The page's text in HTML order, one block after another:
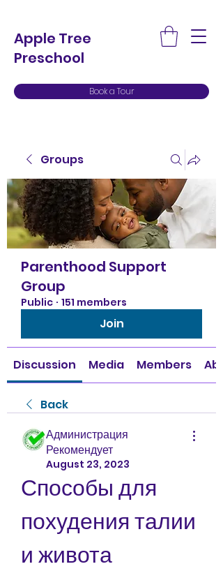
Apple Tree
Preschool
Book a Tour
Groups
Parenthood Support
Group
Public · 151 members
Join
Discussion Media Members
Back
Администрация
Рекомендует
August 23, 2023
Способы для
похудения талии
и живота